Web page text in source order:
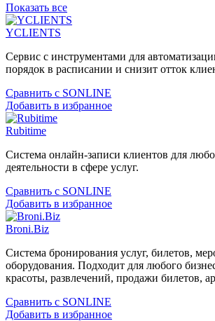
Показать все
YCLIENTS
Сервис с инструментами для
порядок в расписании и снизит отток
Сравнить с SONLINE
Добавить в избранное
Rubitime
Система онлайн-записи клиентов для
деятельности в сфере услуг.
Сравнить с SONLINE
Добавить в избранное
Broni.Biz
Система бронирования услуг, билетов,
оборудования. Подходит для любого
красоты, развлечений, продажи билетов,
Сравнить с SONLINE
Добавить в избранное